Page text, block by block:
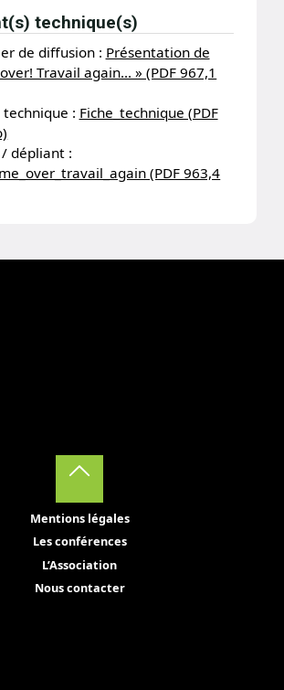
technique(s)
de diffusion : Présentation de
Travail again… » (PDF 967,1
technique : Fiche_technique (PDF
/ dépliant :
(PDF 963,4
Mentions légales
Les conférences
L’Association
Nous contacter
Back
to
Top